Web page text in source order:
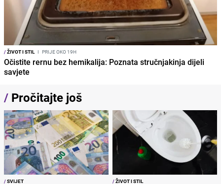
/ŽIVOT I STIL I PRIJE OKO 19H
Očistite rernu bez hemikalija: Poznata stručnjakinja dijeli
savjete
/ Pročitajte još
/SVIJET /ŽIVOT I STIL